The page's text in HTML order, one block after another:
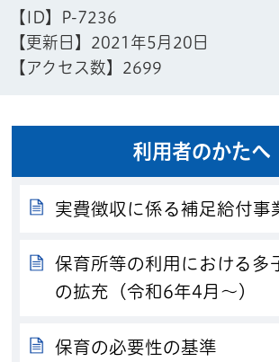
【ID】
P-7236
【更新日】 2021年5月20日
【アクセス数】 2699
利用者のかたへ
実費徴収に係る補足給付事
保育所等の利用における多
の拡充（令和6年4月～）
保育の必要性の基準